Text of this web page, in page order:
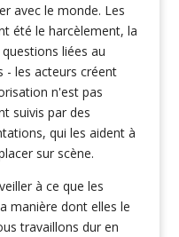
avec le monde. Les
été le harcèlement, la
liées au
- les acteurs créent
n'est pas
suivis par des
qui les aident à
sur scène.
à ce que les
manière dont elles le
travaillons dur en